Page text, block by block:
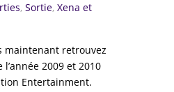
, Sortie, Xena et
maintenant retrouvez
2009 et 2010
Entertainment.